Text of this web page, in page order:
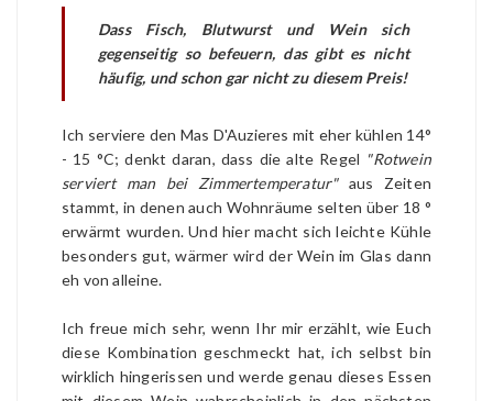
Dass Fisch, Blutwurst und Wein sich
gegenseitig so befeuern, das gibt es nicht
häufig, und schon gar nicht zu diesem Preis!
Ich serviere den Mas D'Auzieres mit eher kühlen 14°
- 15 °C; denkt daran, dass die alte Regel "Rotwein
serviert man bei Zimmertemperatur"aus Zeiten
stammt, in denen auch Wohnräume selten über 18 °
erwärmt wurden. Und hier macht sich leichte Kühle
besonders gut, wärmer wird der Wein im Glas dann
eh von alleine.
Ich freue mich sehr, wenn Ihr mir erzählt, wie Euch
diese Kombination geschmeckt hat, ich selbst bin
wirklich hingerissen und werde genau dieses Essen